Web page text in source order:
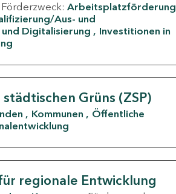
Förderzweck: Arbeitsplatzförderung
Aus- und
und Digitalisierung
Investitionen in
Grüns (ZSP)
Kommunen
Öffentliche
regionale Entwicklung